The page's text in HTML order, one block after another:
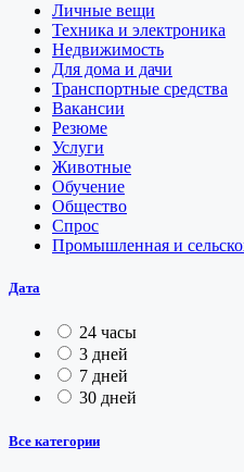
Личные вещи
Техника и электроника
Недвижимость
Для дома и дачи
Транспортные средства
Вакансии
Резюме
Услуги
Животные
Обучение
Общество
Спрос
Промышленная и
Дата
24 часы
3 дней
7 дней
30 дней
Все категории